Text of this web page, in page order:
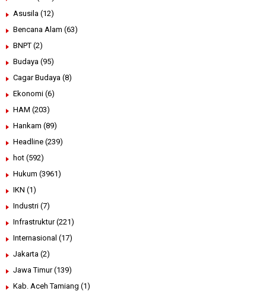
Asusila (12)
Bencana Alam (63)
BNPT (2)
Budaya (95)
Cagar Budaya (8)
Ekonomi (6)
HAM (203)
Hankam (89)
Headline (239)
hot (592)
Hukum (3961)
IKN (1)
Industri (7)
Infrastruktur (221)
Internasional (17)
Jakarta (2)
Jawa Timur (139)
Kab. Aceh Tamiang (1)